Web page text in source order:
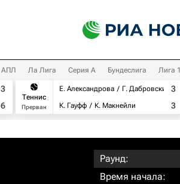
АПЛ Ла Лига Серия А Бундеслига Лига 1
3
6
Теннис
Прерван
Е. Александрова
Г. Дабровски
К. Гауфф
К. Макнейли
3
3
Раунд:
Время начала: